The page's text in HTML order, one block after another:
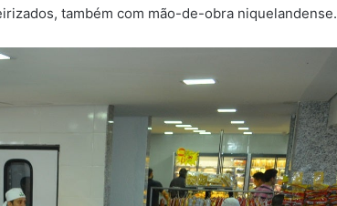
também com mão-de-obra niquelandense.